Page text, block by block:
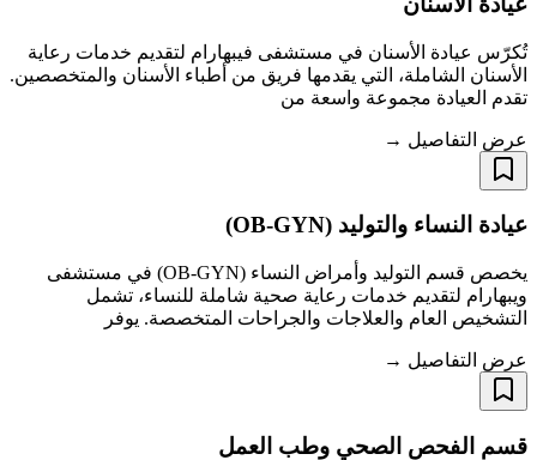
تُكرّس عيادة الأسنان في مستشفى فيبهارام لتقديم خدمات رعاية
الأسنان الشاملة، التي يقدمها فريق من أطباء الأسنان والمتخصصين.
تقدم العيادة مجموعة واسعة من
عرض التفاصيل →
عيادة النساء والتوليد (OB-GYN)
يخصص قسم التوليد وأمراض النساء (OB-GYN) في مستشفى
ويبهارام لتقديم خدمات رعاية صحية شاملة للنساء، تشمل
التشخيص العام والعلاجات والجراحات المتخصصة. يوفر
عرض التفاصيل →
قسم الفحص الصحي وطب العمل